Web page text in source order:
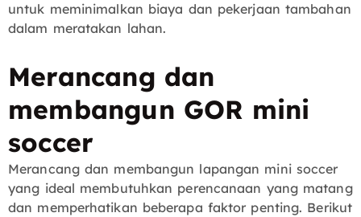
untuk meminimalkan biaya dan pekerjaan tambahan
dalam meratakan lahan.
Merancang dan
membangun GOR mini
soccer
Merancang dan membangun lapangan mini soccer
yang ideal membutuhkan perencanaan yang matang
dan memperhatikan beberapa faktor penting. Berikut